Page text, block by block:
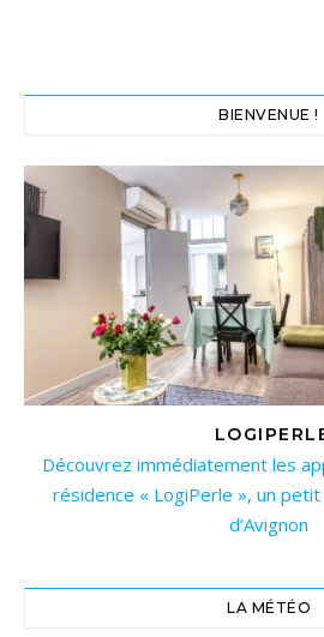
BIENVENUE !
Découvrez immédiatement les
résidence « LogiPerle », un
d’Avignon
LA MÉTÉO